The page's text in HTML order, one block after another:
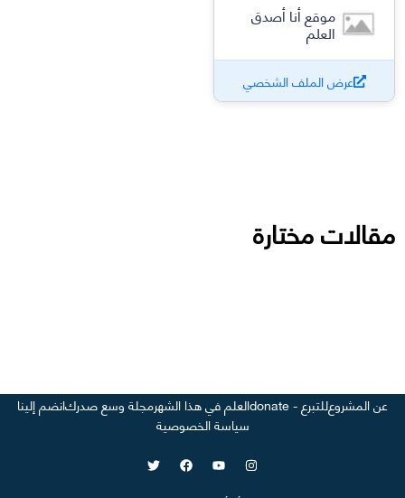
موقع أنا أصدق
العلم
عرض الملف الشخصي
مقالات مختارة
عن المشروعللتبرع - donate العلم في هذا الشهرمجلة وسع صدركانضم إلينا
سياسة الخصوصية